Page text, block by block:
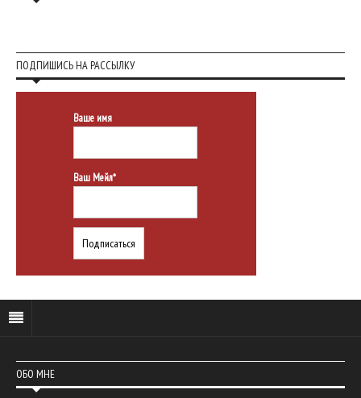
ПОДПИШИСЬ НА РАССЫЛКУ
Ваше имя
Ваш Мейл*
ОБО МНЕ